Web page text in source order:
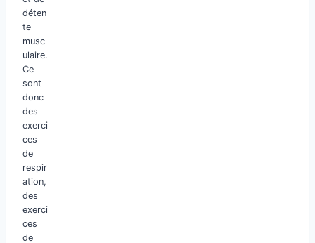
déten
te
musc
ulaire.
Ce
sont
donc
des
exerci
ces
de
respir
ation,
des
exerci
ces
de